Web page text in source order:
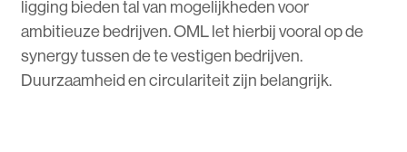
ligging bieden tal van mogelijkheden voor
ambitieuze bedrijven. OML let hierbij vooral op de
synergy tussen de te vestigen bedrijven.
Duurzaamheid en circulariteit zijn belangrijk.